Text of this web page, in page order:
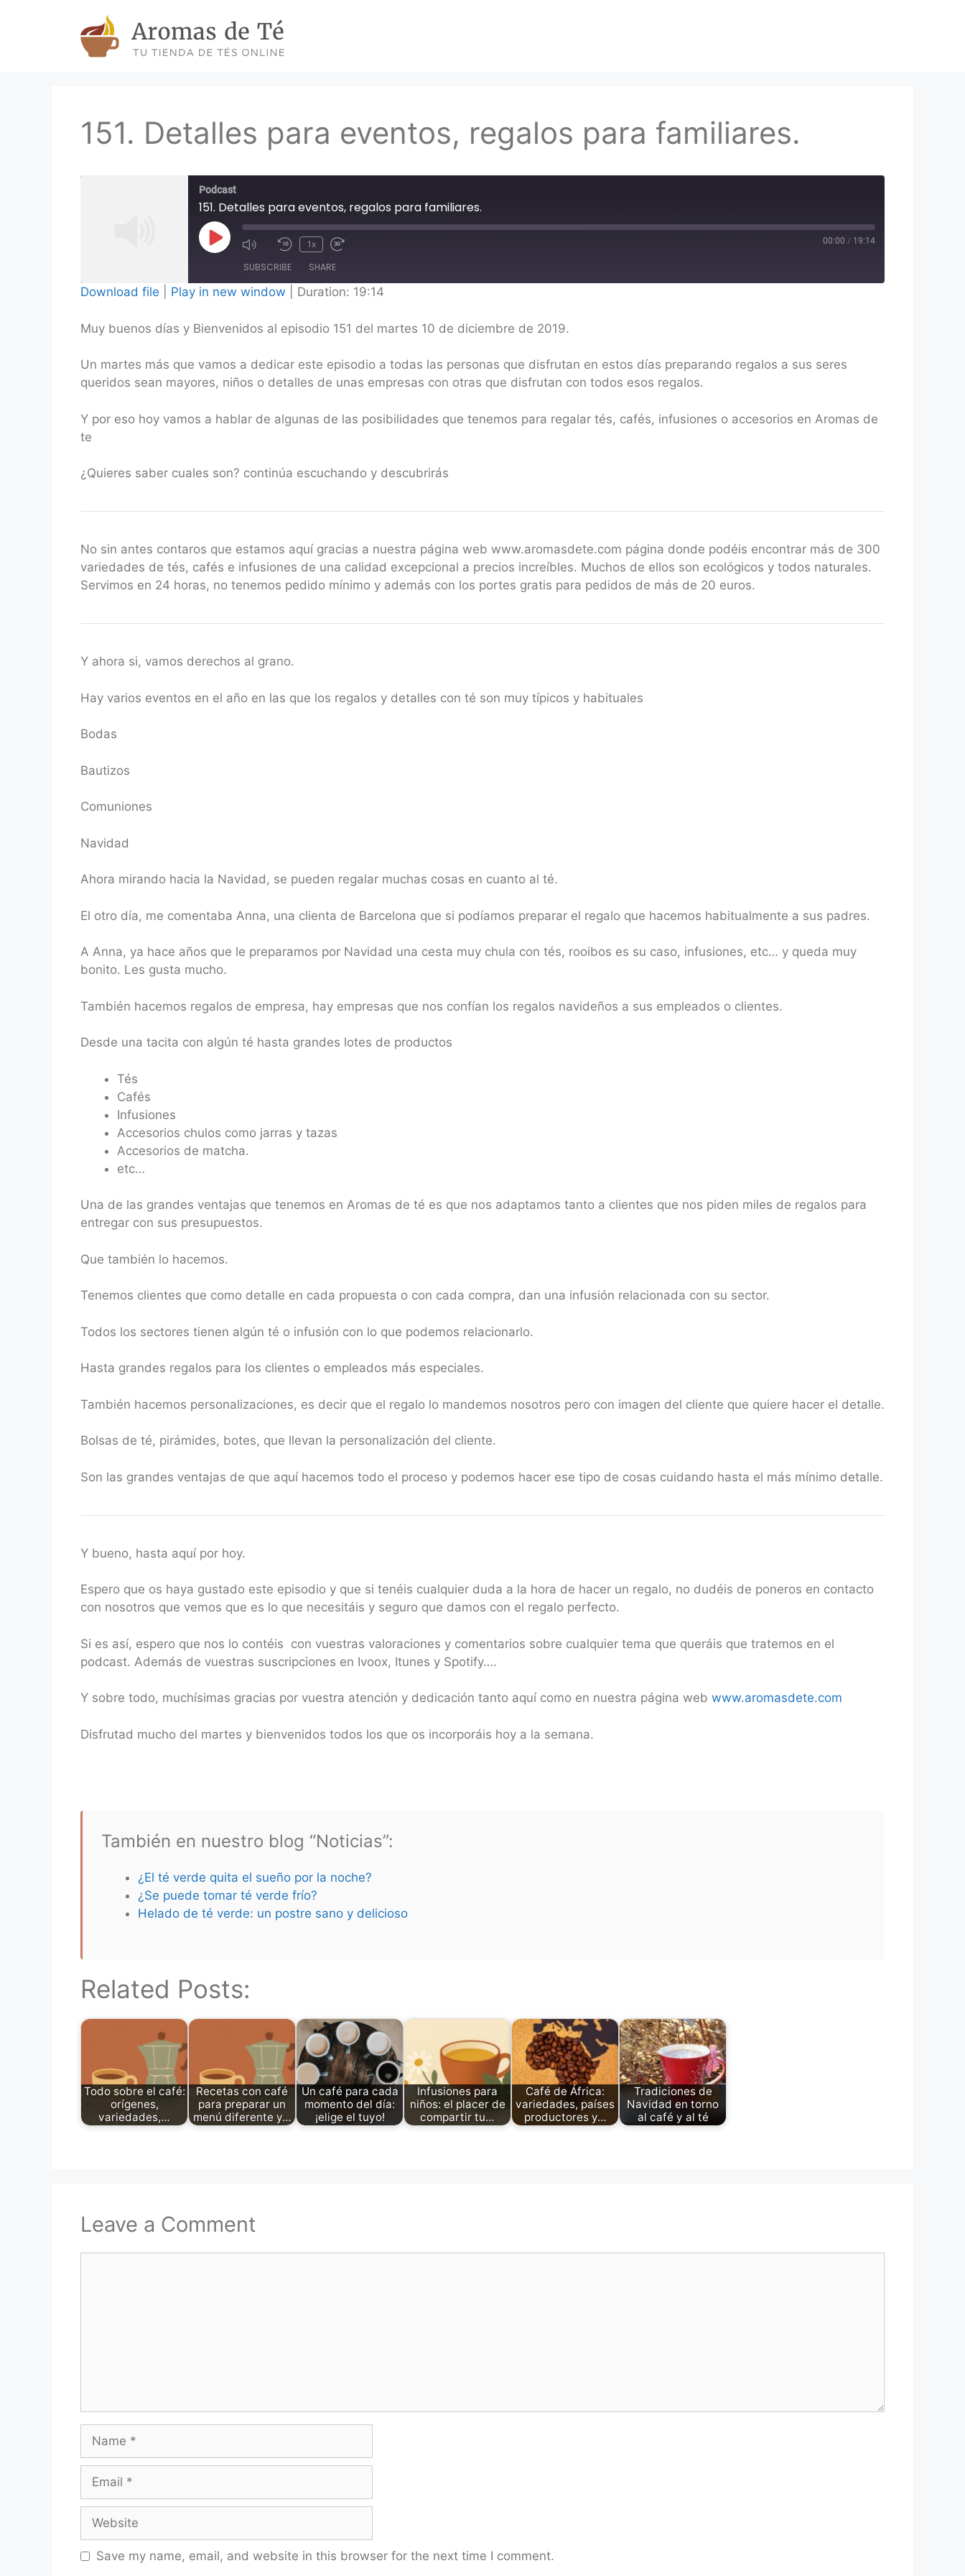
151. Detalles para eventos, regalos para familiares.
Podcast
151. Detalles para eventos, regalos para familiares.
Play
Episode
1x 00:00 / 19:14
SUBSCRIBE SHARE
RSS FEED
EMBED
Download file Play in new window Duration: 19:14
Muy buenos días y Bienvenidos al episodio 151 del martes 10 de diciembre de 2019.
Un martes más que vamos a dedicar este episodio a todas las personas que disfrutan en estos días preparando regalos a sus seres
queridos sean mayores, niños o detalles de unas empresas con otras que disfrutan con todos esos regalos.
Y por eso hoy vamos a hablar de algunas de las posibilidades que tenemos para regalar tés, cafés, infusiones o accesorios en Aromas de
te
¿Quieres saber cuales son? continúa escuchando y descubrirás
No sin antes contaros que estamos aquí gracias a nuestra página web www.aromasdete.com página donde podéis encontrar más de 300
variedades de tés, cafés e infusiones de una calidad excepcional a precios increíbles. Muchos de ellos son ecológicos y todos naturales.
Servimos en 24 horas, no tenemos pedido mínimo y además con los portes gratis para pedidos de más de 20 euros.
Y ahora si, vamos derechos al grano.
Hay varios eventos en el año en las que los regalos y detalles con té son muy típicos y habituales
Bodas
Bautizos
Comuniones
Navidad
Ahora mirando hacia la Navidad, se pueden regalar muchas cosas en cuanto al té.
El otro día, me comentaba Anna, una clienta de Barcelona que si podíamos preparar el regalo que hacemos habitualmente a sus padres.
A Anna, ya hace años que le preparamos por Navidad una cesta muy chula con tés, rooibos es su caso, infusiones, etc… y queda muy
bonito. Les gusta mucho.
También hacemos regalos de empresa, hay empresas que nos confían los regalos navideños a sus empleados o clientes.
Desde una tacita con algún té hasta grandes lotes de productos
Tés
Cafés
Infusiones
Accesorios chulos como jarras y tazas
Accesorios de matcha.
etc…
Una de las grandes ventajas que tenemos en Aromas de té es que nos adaptamos tanto a clientes que nos piden miles de regalos para
entregar con sus presupuestos.
Que también lo hacemos.
Tenemos clientes que como detalle en cada propuesta o con cada compra, dan una infusión relacionada con su sector.
Todos los sectores tienen algún té o infusión con lo que podemos relacionarlo.
Hasta grandes regalos para los clientes o empleados más especiales.
También hacemos personalizaciones, es decir que el regalo lo mandemos nosotros pero con imagen del cliente que quiere hacer el detalle.
Bolsas de té, pirámides, botes, que llevan la personalización del cliente.
Son las grandes ventajas de que aquí hacemos todo el proceso y podemos hacer ese tipo de cosas cuidando hasta el más mínimo detalle.
Y bueno, hasta aquí por hoy.
Espero que os haya gustado este episodio y que si tenéis cualquier duda a la hora de hacer un regalo, no dudéis de poneros en contacto
con nosotros que vemos que es lo que necesitáis y seguro que damos con el regalo perfecto.
Si es así, espero que nos lo contéis con vuestras valoraciones y comentarios sobre cualquier tema que queráis que tratemos en el
podcast. Además de vuestras suscripciones en Ivoox, Itunes y Spotify….
Y sobre todo, muchísimas gracias por vuestra atención y dedicación tanto aquí como en nuestra página web www.aromasdete.com
Disfrutad mucho del martes y bienvenidos todos los que os incorporáis hoy a la semana.
También en nuestro blog “Noticias”:
¿El té verde quita el sueño por la noche?
¿Se puede tomar té verde frío?
Helado de té verde: un postre sano y delicioso
Related Posts:
Todo sobre el café:
orígenes,
variedades,…
Recetas con café
para preparar un
menú diferente y…
Un café para cada
momento del día:
¡elige el tuyo!
Infusiones para
niños: el placer de
compartir tu…
Café de África:
variedades, países
productores y…
Tradiciones de
Navidad en torno
al café y al té
Leave a Comment
Name
Email
Website
Save my name, email, and website in this browser for the next time I comment.